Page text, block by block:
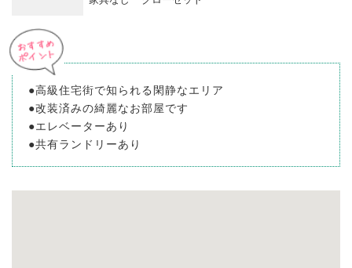
●高級住宅街で知られる閑静なエリア
●改装済みの綺麗なお部屋です
●エレベーターあり
●共有ランドリーあり